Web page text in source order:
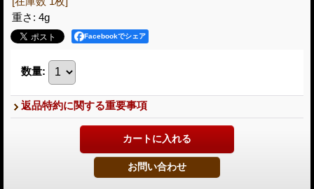
重さ : 4g
Facebookでシェア
数量:
返品特約に関する重要事項